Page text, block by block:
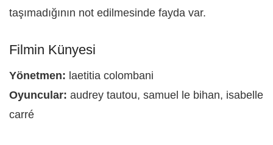
taşımadığının not edilmesinde fayda var.
Filmin Künyesi
Yönetmen: laetitia colombani
Oyuncular: audrey tautou, samuel le bihan, isabelle
carré